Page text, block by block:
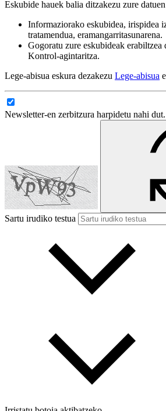
Eskubide hauek balia ditzakezu zure
Informaziorako eskubidea, irispidea
tratamendua, eramangarritasunarena.
Gogoratu zure eskubideak erabiltzea
Kontrol-agintaritza.
Lege-abisua eskura dezakezu Lege-abisua
Newsletter-en zerbitzura harpidetu nahi
Sartu irudiko testua